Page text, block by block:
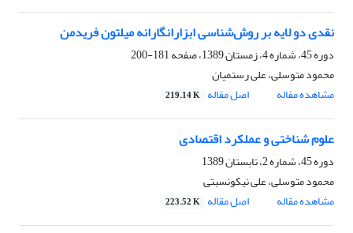
نقدی دو لایه‌ بر روش‌شناسی ابزارانگارانه میلتون فریدمن
دوره 45، شماره 4، زمستان 1389، صفحه
181-200
محمود متوسلی، علی رستمیان
مشاهده مقاله
اصل مقاله 219.14 K
علوم شناختی و عملکرد اقتصادی
دوره 45، شماره 2، تابستان 1389
محمود متوسلی، علی نیکونسبتی
مشاهده مقاله
اصل مقاله 223.52 K